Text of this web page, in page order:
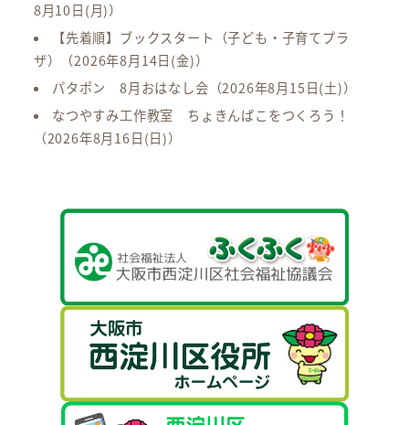
8月10日(月)）
【先着順】ブックスタート（子ども・子育てプラ
ザ）
（2026年8月14日(金)）
パタポン 8月おはなし会 （2026年8月15日(土)）
なつやすみ工作教室 ちょきんばこをつくろう！
（2026年8月16日(日)）